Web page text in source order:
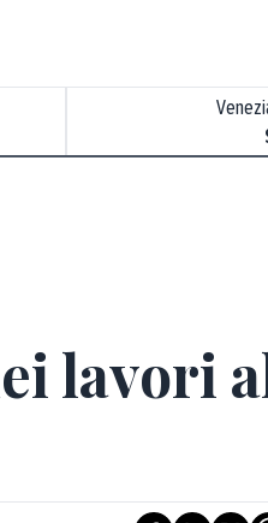
lavori